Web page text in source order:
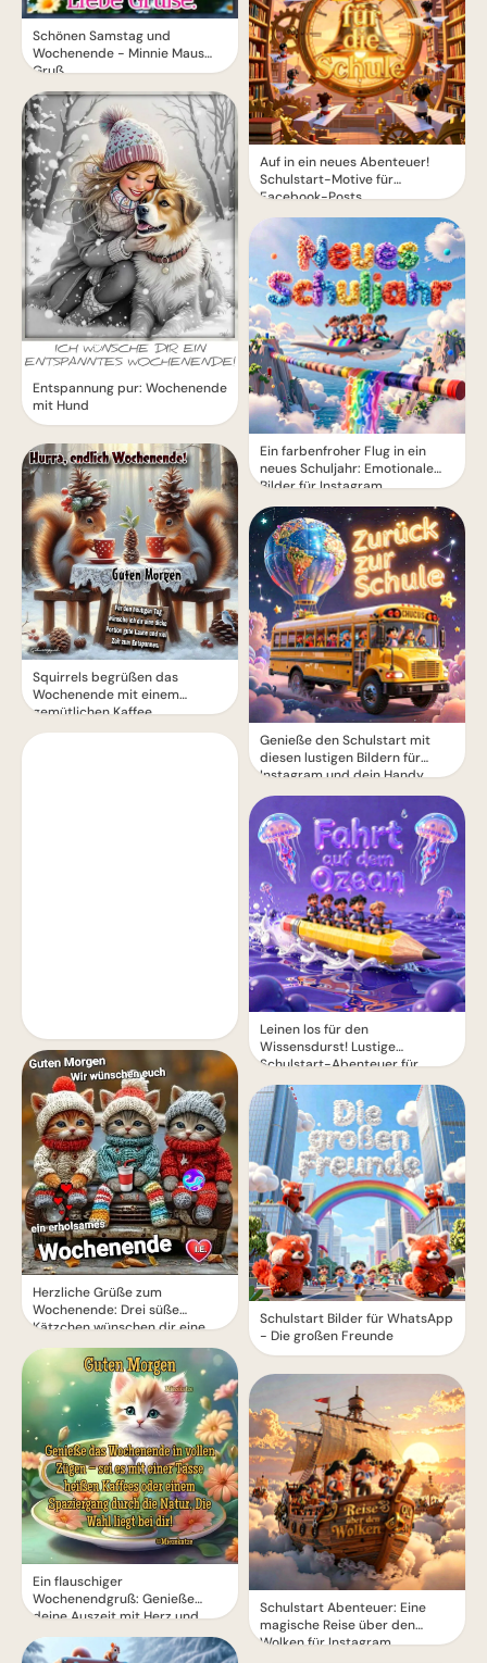
Schönen Samstag und
Wochenende - Minnie Maus
Gruß
Entspannung pur: Wochenende
mit Hund
Squirrels begrüßen das
Wochenende mit einem
gemütlichen Kaffee
Herzliche Grüße zum
Wochenende: Drei süße
Kätzchen wünschen dir eine
erholsame Zeit
Ein flauschiger
Wochenendgruß: Genieße
deine Auszeit mit Herz und
Seele!
Auf in ein neues Abenteuer!
Schulstart-Motive für
Facebook-Posts
Ein farbenfroher Flug in ein
neues Schuljahr: Emotionale
Bilder für Instagram
Genieße den Schulstart mit
diesen lustigen Bildern für
Instagram und dein Handy
Leinen los für den
Wissensdurst! Lustige
Schulstart-Abenteuer für
Instagram.
Schulstart Bilder für WhatsApp
- Die großen Freunde
Schulstart Abenteuer: Eine
magische Reise über den
Wolken für Instagram